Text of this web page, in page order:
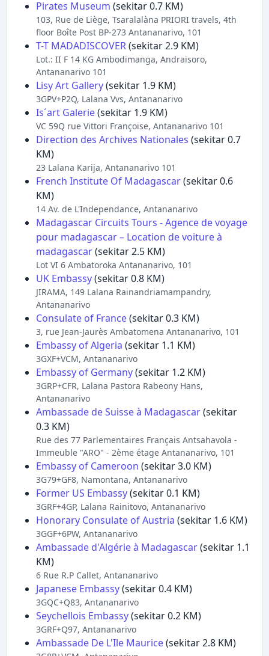
Pirates Museum (sekitar 0.7 KM)
103, Rue de Liège, Tsaralalàna PRIORI travels, 4th
floor Boîte Post BP-273 Antananarivo, 101
T-T MADADISCOVER(sekitar 2.9 KM)
Lot.: II F 14 KG Ambodimanga, Andraisoro,
Antananarivo 101
Lisy Art Gallery(sekitar 1.9 KM)
3GPV+P2Q, Lalana Vvs, Antananarivo
Is´art Galerie(sekitar 1.9 KM)
VC 59Q rue Vittori Françoise, Antananarivo 101
Direction des Archives Nationales (sekitar 0.7
KM)
23 Lalana Karija, Antananarivo 101
French Institute Of Madagascar(sekitar 0.6
KM)
14 Av. de L'Independance, Antananarivo
Madagascar Circuits Tours - Agence de voyage
pour madagascar – Location de voiture à
madagascar(sekitar 2.5 KM)
Lot VI 6 Ambatoroka Antananarivo, 101
UK Embassy(sekitar 0.8 KM)
JIRAMA, 149 Lalana Rainandriamampandry,
Antananarivo
Consulate of France(sekitar 0.3 KM)
3, rue Jean-Jaurès Ambatomena Antananarivo, 101
Embassy of Algeria (sekitar 1.1 KM)
3GXF+VCM, Antananarivo
Embassy of Germany(sekitar 1.2 KM)
3GRP+CFR, Lalana Pastora Rabeony Hans,
Antananarivo
Ambassade de Suisse à Madagascar(sekitar
0.3 KM)
Rue des 77 Parlementaires Français Antsahavola -
Immeuble "ARO" - 2ème étage Antananarivo, 101
Embassy of Cameroon (sekitar 3.0 KM)
3G79+GF8, Namontana, Antananarivo
Former US Embassy(sekitar 0.1 KM)
3GRF+4GP, Lalana Rainitovo, Antananarivo
Honorary Consulate of Austria (sekitar 1.6 KM)
3GGF+6PW, Antananarivo
Ambassade d'Algérie à Madagascar(sekitar 1.1
KM)
6 Rue R.P Callet, Antananarivo
Japanese Embassy(sekitar 0.4 KM)
3GQC+Q83, Antananarivo
Seychellois Embassy(sekitar 0.2 KM)
3GRF+Q97, Antananarivo
Ambassade De L'Ile Maurice(sekitar 2.8 KM)